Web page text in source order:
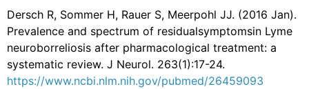
Dersch R, Sommer H, Rauer S, Meerpohl JJ. (2016 Jan).
Prevalence and spectrum of residualsymptomsin Lyme
neuroborreliosis after pharmacological treatment: a
systematic review. J Neurol. 263(1):17-24.
https://www.ncbi.nlm.nih.gov/pubmed/26459093